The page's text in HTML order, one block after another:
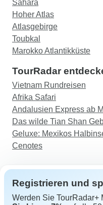
Sahara
Hoher Atlas
Atlasgebirge
Toubkal
Marokko Atlantikküste
TourRadar
Vietnam Rundreisen
Afrika Safari
Andalusien Express ab
Das wilde Tian Shan
Geluxe: Mexikos
Cenotes
Registrieren und
Werden Sie TourRadar+